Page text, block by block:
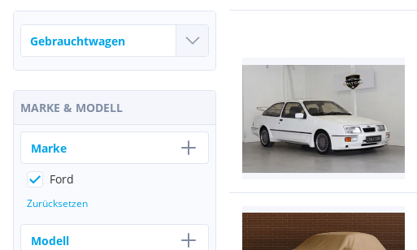
MARKE & MODELL
Marke
Ford
Zurücksetzen
Modell